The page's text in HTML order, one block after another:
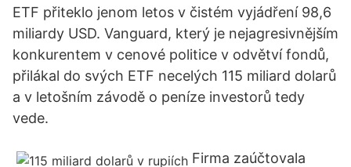
ETF přiteklo jenom letos v čistém vyjádření 98,6
miliardy USD. Vanguard, který je nejagresivnějším
konkurentem v cenové politice v odvětví fondů,
přilákal do svých ETF necelých 115 miliard dolarů
a v letošním závodě o peníze investorů tedy
vede.
Firma zaúčtovala